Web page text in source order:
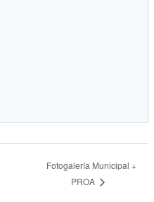
Fotogalería Municipal +
PROA